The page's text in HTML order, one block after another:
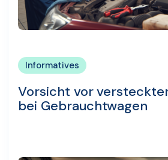
Informatives
Vorsicht vor
bei Gebrauchtwagen